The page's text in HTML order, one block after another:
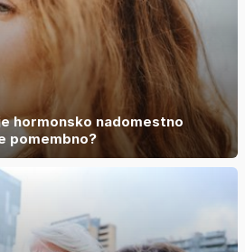
hormonsko nadomestno
pomembno?